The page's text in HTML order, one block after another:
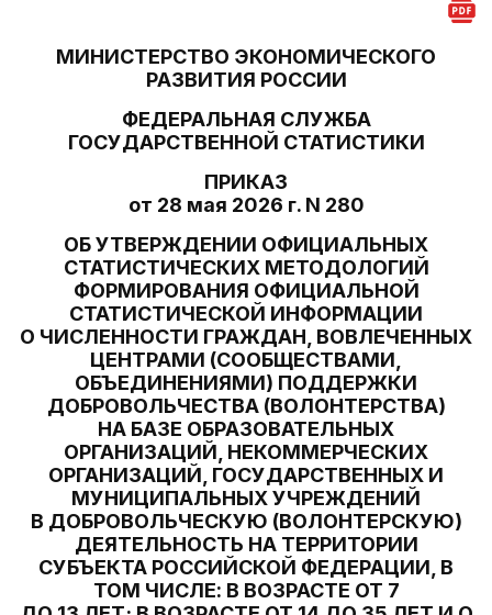
МИНИСТЕРСТВО ЭКОНОМИЧЕСКОГО
РАЗВИТИЯ РОССИИ
ФЕДЕРАЛЬНАЯ СЛУЖБА
ГОСУДАРСТВЕННОЙ СТАТИСТИКИ
ПРИКАЗ
от 28 мая 2026 г. N 280
ОБ УТВЕРЖДЕНИИ ОФИЦИАЛЬНЫХ
СТАТИСТИЧЕСКИХ МЕТОДОЛОГИЙ
ФОРМИРОВАНИЯ ОФИЦИАЛЬНОЙ
СТАТИСТИЧЕСКОЙ ИНФОРМАЦИИ
О ЧИСЛЕННОСТИ ГРАЖДАН, ВОВЛЕЧЕННЫХ
ЦЕНТРАМИ (СООБЩЕСТВАМИ,
ОБЪЕДИНЕНИЯМИ) ПОДДЕРЖКИ
ДОБРОВОЛЬЧЕСТВА (ВОЛОНТЕРСТВА)
НА БАЗЕ ОБРАЗОВАТЕЛЬНЫХ
ОРГАНИЗАЦИЙ, НЕКОММЕРЧЕСКИХ
ОРГАНИЗАЦИЙ, ГОСУДАРСТВЕННЫХ И
МУНИЦИПАЛЬНЫХ УЧРЕЖДЕНИЙ
В ДОБРОВОЛЬЧЕСКУЮ (ВОЛОНТЕРСКУЮ)
ДЕЯТЕЛЬНОСТЬ НА ТЕРРИТОРИИ
СУБЪЕКТА РОССИЙСКОЙ ФЕДЕРАЦИИ, В
ТОМ ЧИСЛЕ: В ВОЗРАСТЕ ОТ 7